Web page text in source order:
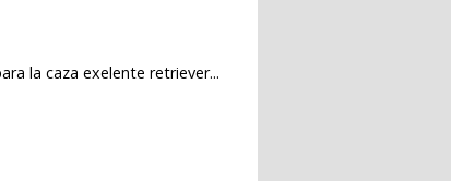
la caza exelente retriever...